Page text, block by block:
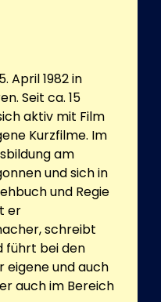
April 1982 in
Seit ca. 15
aktiv mit Film
Kurzfilme. Im
am
und sich in
und Regie
er
schreibt
führt bei den
eigene und auch
auch im Bereich